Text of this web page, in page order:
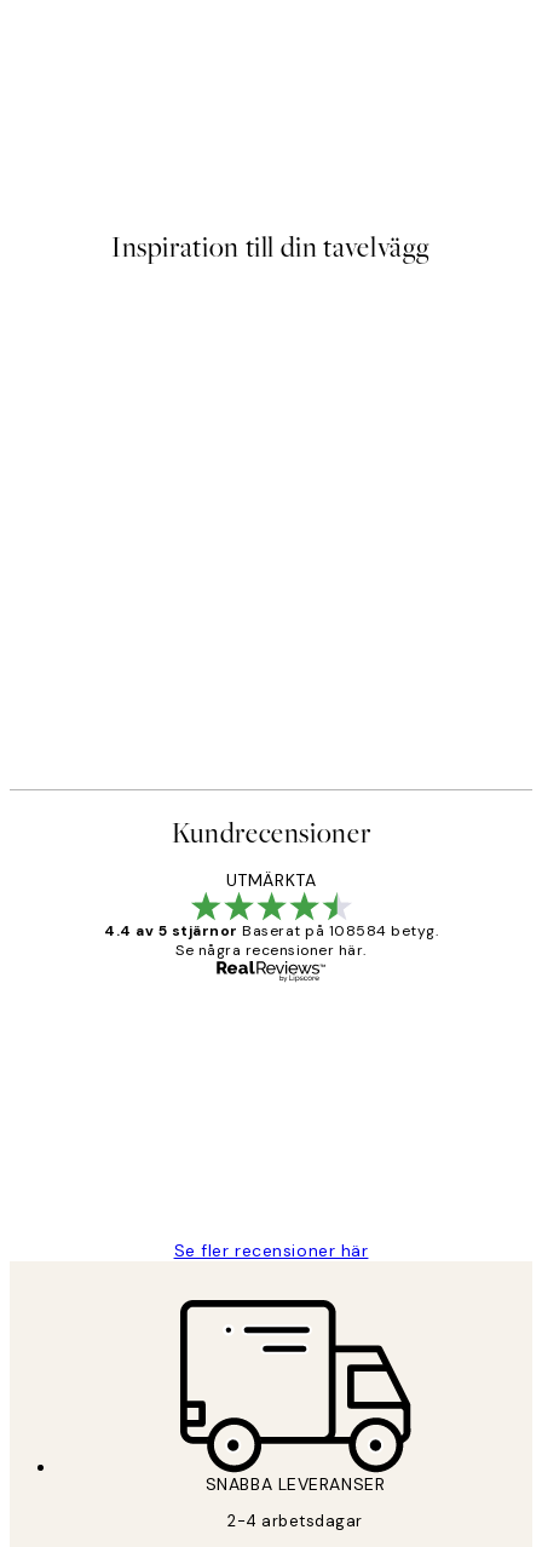
Inspiration till din tavelvägg
Kundrecensioner
UTMÄRKTA
4.4 av 5 stjärnor Baserat på 108584 betyg.
Se några recensioner här.
Se fler recensioner här
SNABBA LEVERANSER
2-4 arbetsdagar